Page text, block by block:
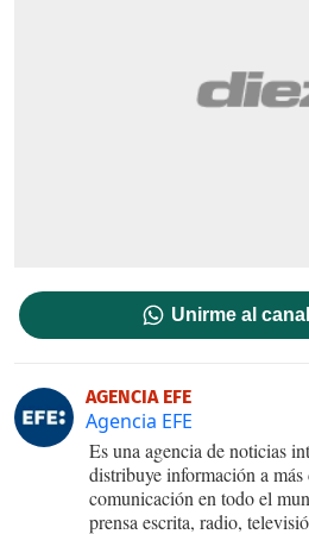
Unirme al
AGENCIA EFE
Agencia EFE
Es una agencia de noticias
distribuye información a
comunicación en todo el
prensa escrita, radio,